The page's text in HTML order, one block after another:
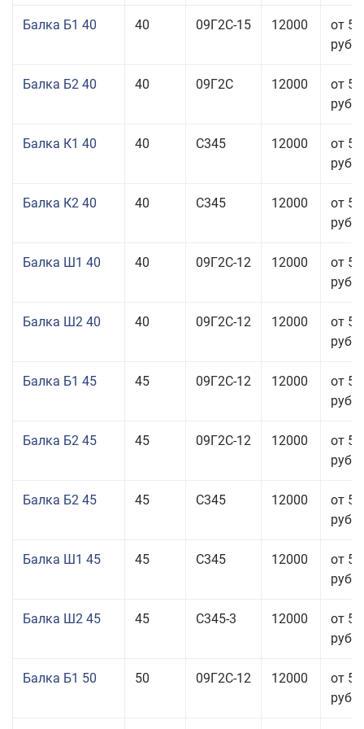
Балка Б1 40 40 09Г2С-15 12000
от
руб.
Балка Б2 40 40 09Г2С 12000
от
руб.
Балка К1 40 40 С345 12000
от
руб.
Балка К2 40 40 С345 12000
от
руб.
Балка Ш1 40 40 09Г2С-12 12000
от
руб.
Балка Ш2 40 40 09Г2С-12 12000
от
руб.
Балка Б1 45 45 09Г2С-12 12000
от
руб.
Балка Б2 45 45 09Г2С-12 12000
от
руб.
Балка Б2 45 45 С345 12000
от
руб.
Балка Ш1 45 45 С345 12000
от
руб.
Балка Ш2 45 45 С345-3 12000
от
руб.
Балка Б1 50 50 09Г2С-12 12000
от
руб.